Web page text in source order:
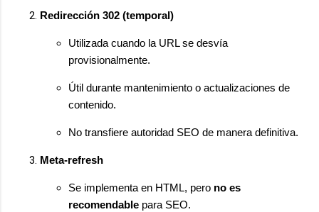
Redirección 302 (temporal)
Utilizada cuando la URL se desvía
provisionalmente.
Útil durante mantenimiento o actualizaciones de
contenido.
No transfiere autoridad SEO de manera definitiva.
Meta-refresh
Se implementa en HTML, pero no es
recomendable para SEO.